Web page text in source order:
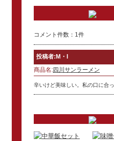
コメント件数：1件
投稿者:M・I
商品名:四川サンラーメン
辛いけど美味しい。私の口に合